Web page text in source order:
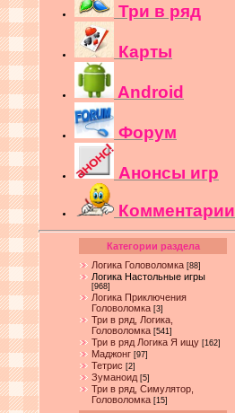
Три в ряд
Карты
Android
Форум
Анонсы игр
Комментарии
Категории раздела
Логика Головоломка [88]
Логика Настольные игры
[968]
Логика Приключения
Головоломка [3]
Три в ряд, Логика,
Головоломка [541]
Три в ряд Логика Я ищу [162]
Маджонг [97]
Тетрис [2]
Зуманоид [5]
Три в ряд, Симулятор,
Головоломка [15]